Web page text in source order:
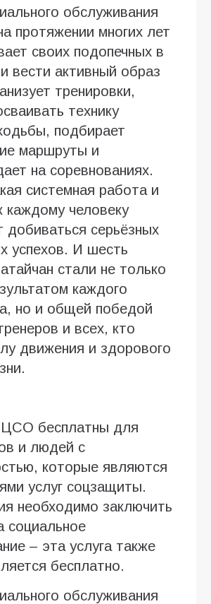
обслуживания
протяжении многих лет
своих подопечных в
вести активный образ
тренировки,
технику
подбирает
маршруты и
на соревнованиях.
системная работа и
каждому человеку
добиваться серьёзных
успехов. И шесть
стали не только
каждого
но и общей победой
и всех, кто
движения и здорового
ЦСО бесплатны для
и людей с
которые являются
услуг соцзащиты.
необходимо заключить
социальное
– эта услуга также
бесплатно.
обслуживания